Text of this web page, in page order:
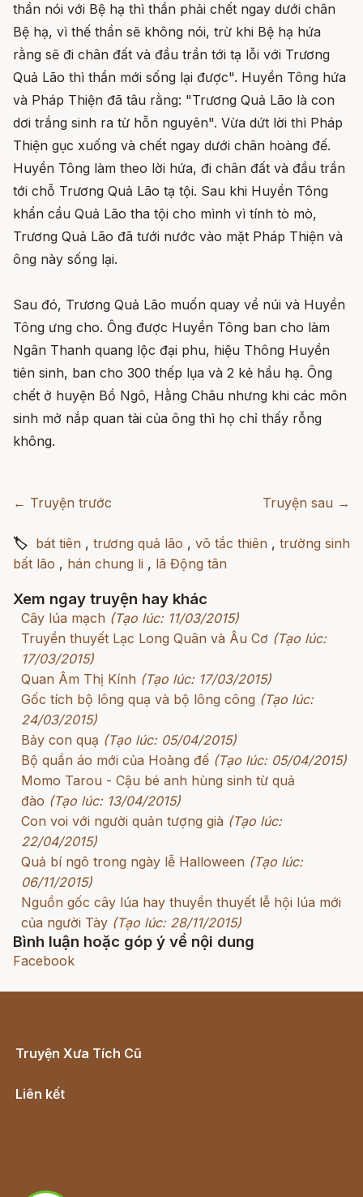
thần nói với Bệ hạ thì thần phải chết ngay dưới chân
Bệ hạ, vì thế thần sẽ không nói, trừ khi Bệ hạ hứa
rằng sẽ đi chân đất và đầu trần tới tạ lỗi với Trương
Quả Lão thì thần mới sống lại được". Huyền Tông hứa
và Pháp Thiện đã tâu rằng: "Trương Quả Lão là con
dơi trắng sinh ra từ hỗn nguyên". Vừa dứt lời thì Pháp
Thiện gục xuống và chết ngay dưới chân hoàng đế.
Huyền Tông làm theo lời hứa, đi chân đất và đầu trần
tới chỗ Trương Quả Lão tạ tội. Sau khi Huyền Tông
khẩn cầu Quả Lão tha tội cho mình vì tính tò mò,
Trương Quả Lão đã tưới nước vào mặt Pháp Thiện và
ông này sống lại.
Sau đó, Trương Quả Lão muốn quay về núi và Huyền
Tông ưng cho. Ông được Huyền Tông ban cho làm
Ngân Thanh quang lộc đại phu, hiệu Thông Huyền
tiên sinh, ban cho 300 thếp lụa và 2 kẻ hầu hạ. Ông
chết ở huyện Bồ Ngô, Hằng Châu nhưng khi các môn
sinh mở nắp quan tài của ông thì họ chỉ thấy rỗng
không.
← Truyện trước Truyện sau →
🏷 bát tiên , trương quả lão , võ tắc thiên , trường sinh
bất lão , hán chung li , lã Động tân
Xem ngay truyện hay khác
Cây lúa mạch (Tạo lúc: 11/03/2015)
Truyền thuyết Lạc Long Quân và Âu Cơ (Tạo lúc:
17/03/2015)
Quan Âm Thị Kính (Tạo lúc: 17/03/2015)
Gốc tích bộ lông quạ và bộ lông công (Tạo lúc:
24/03/2015)
Bảy con quạ (Tạo lúc: 05/04/2015)
Bộ quần áo mới của Hoàng đế (Tạo lúc: 05/04/2015)
Momo Tarou - Cậu bé anh hùng sinh từ quả
đào (Tạo lúc: 13/04/2015)
Con voi với người quản tượng già (Tạo lúc:
22/04/2015)
Quả bí ngô trong ngày lễ Halloween (Tạo lúc:
06/11/2015)
Nguồn gốc cây lúa hay thuyền thuyết lễ hội lúa mới
của người Tày (Tạo lúc: 28/11/2015)
Bình luận hoặc góp ý về nội dung
Facebook
Truyện Xưa Tích Cũ
Liên kết